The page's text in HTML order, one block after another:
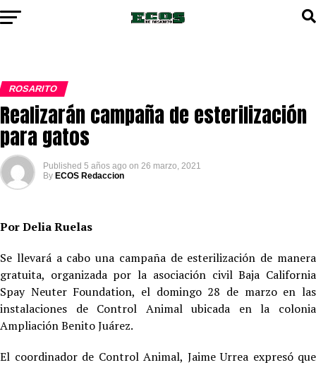
ROSARITO
Realizarán campaña de esterilización
para gatos
Published 5 años ago on 26 marzo, 2021
By ECOS Redaccion
Por Delia Ruelas
Se llevará a cabo una campaña de esterilización de manera
gratuita, organizada por la asociación civil Baja California
Spay Neuter Foundation, el domingo 28 de marzo en las
instalaciones de Control Animal ubicada en la colonia
Ampliación Benito Juárez.
El coordinador de Control Animal, Jaime Urrea expresó que